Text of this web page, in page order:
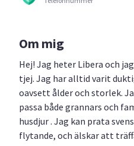
Om mig
Hej! Jag heter Libera och
tjej. Jag har alltid varit
oavsett ålder och storlek.
passa både grannars och
husdjur . Jag kan prata
flytande, och älskar att